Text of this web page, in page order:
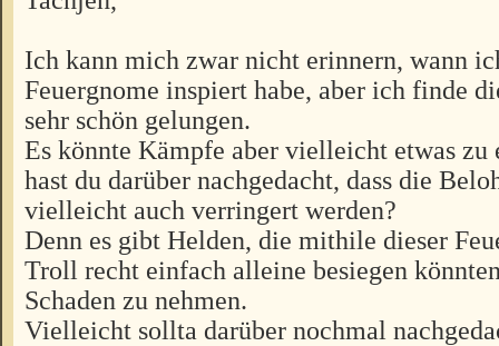
Ich kann mich zwar nicht erinnern, wann
Feuergnome inspiert habe, aber ich finde
sehr schön gelungen.
Es könnte Kämpfe aber vielleicht etwas zu
hast du darüber nachgedacht, dass die
vielleicht auch verringert werden?
Denn es gibt Helden, die mithile dieser
Troll recht einfach alleine besiegen
Schaden zu nehmen.
Vielleicht sollta darüber nochmal